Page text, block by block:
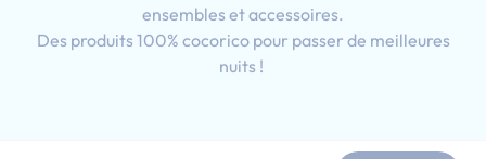
ensembles et accessoires.
Des produits 100% cocorico pour passer de meilleures
nuits !